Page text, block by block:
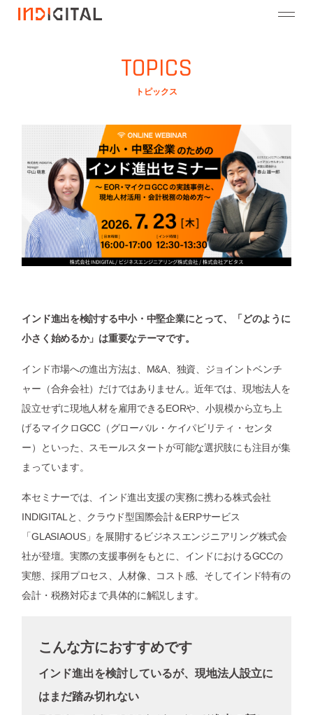
TOPICS
トピックス
インド進出を検討する中小・中堅企業にとって、「どのように
小さく始めるか」は重要なテーマです。
インド市場への進出方法は、M&A、独資、ジョイントベンチ
ャー（合弁会社）だけではありません。近年では、現地法人を
設立せずに現地人材を雇用できるEORや、小規模から立ち上
げるマイクロGCC（グローバル・ケイパビリティ・センタ
ー）といった、スモールスタートが可能な選択肢にも注目が集
まっています。
本セミナーでは、インド進出支援の実務に携わる株式会社
INDIGITALと、クラウド型国際会計＆ERPサービス
「GLASIAOUS」を展開するビジネスエンジニアリング株式会
社が登壇。実際の支援事例をもとに、インドにおけるGCCの
実態、採用プロセス、人材像、コスト感、そしてインド特有の
会計・税務対応まで具体的に解説します。
こんな方におすすめです
インド進出を検討しているが、現地法人設立に
はまだ踏み切れない